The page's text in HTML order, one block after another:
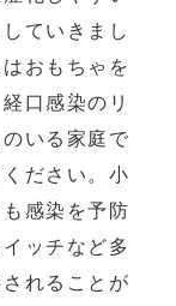
ていきまし
おもちゃを
口感染のリ
いる家庭で
ださい。小
感染を予防
ッチなど多
れることが